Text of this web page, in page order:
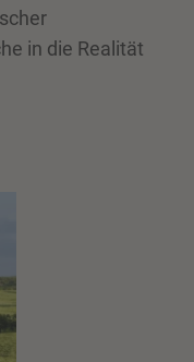
in die Realität